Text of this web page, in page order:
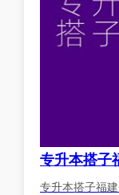
专升本搭子
专升本搭子福